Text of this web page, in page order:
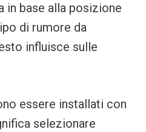
in base alla posizione
di rumore da
influisce sulle
essere installati con
selezionare